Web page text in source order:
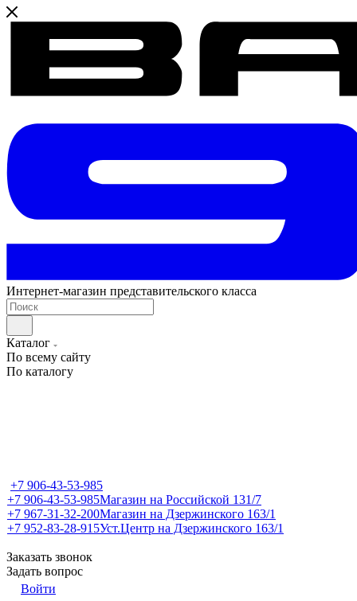
Интернет-магазин представительского класса
Каталог
По всему сайту
По каталогу
+7 906-43-53-985
+7 906-43-53-985Магазин на Российской 131/7
+7 967-31-32-200Магазин на Дзержинского 163/1
+7 952-83-28-915Уст.Центр на Дзержинского 163/1
Заказать звонок
Задать вопрос
Войти